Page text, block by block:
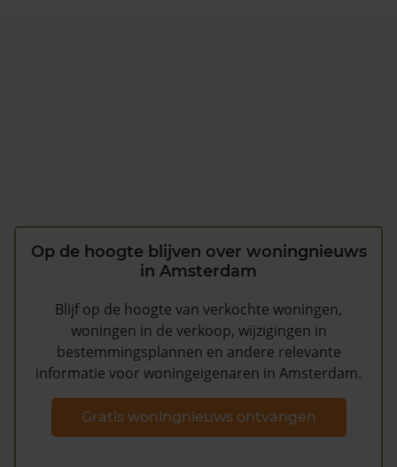
Op de hoogte blijven over woningnieuws
in Amsterdam
Blijf op de hoogte van verkochte woningen,
woningen in de verkoop, wijzigingen in
bestemmingsplannen en andere relevante
informatie voor woningeigenaren in Amsterdam.
Gratis woningnieuws ontvangen